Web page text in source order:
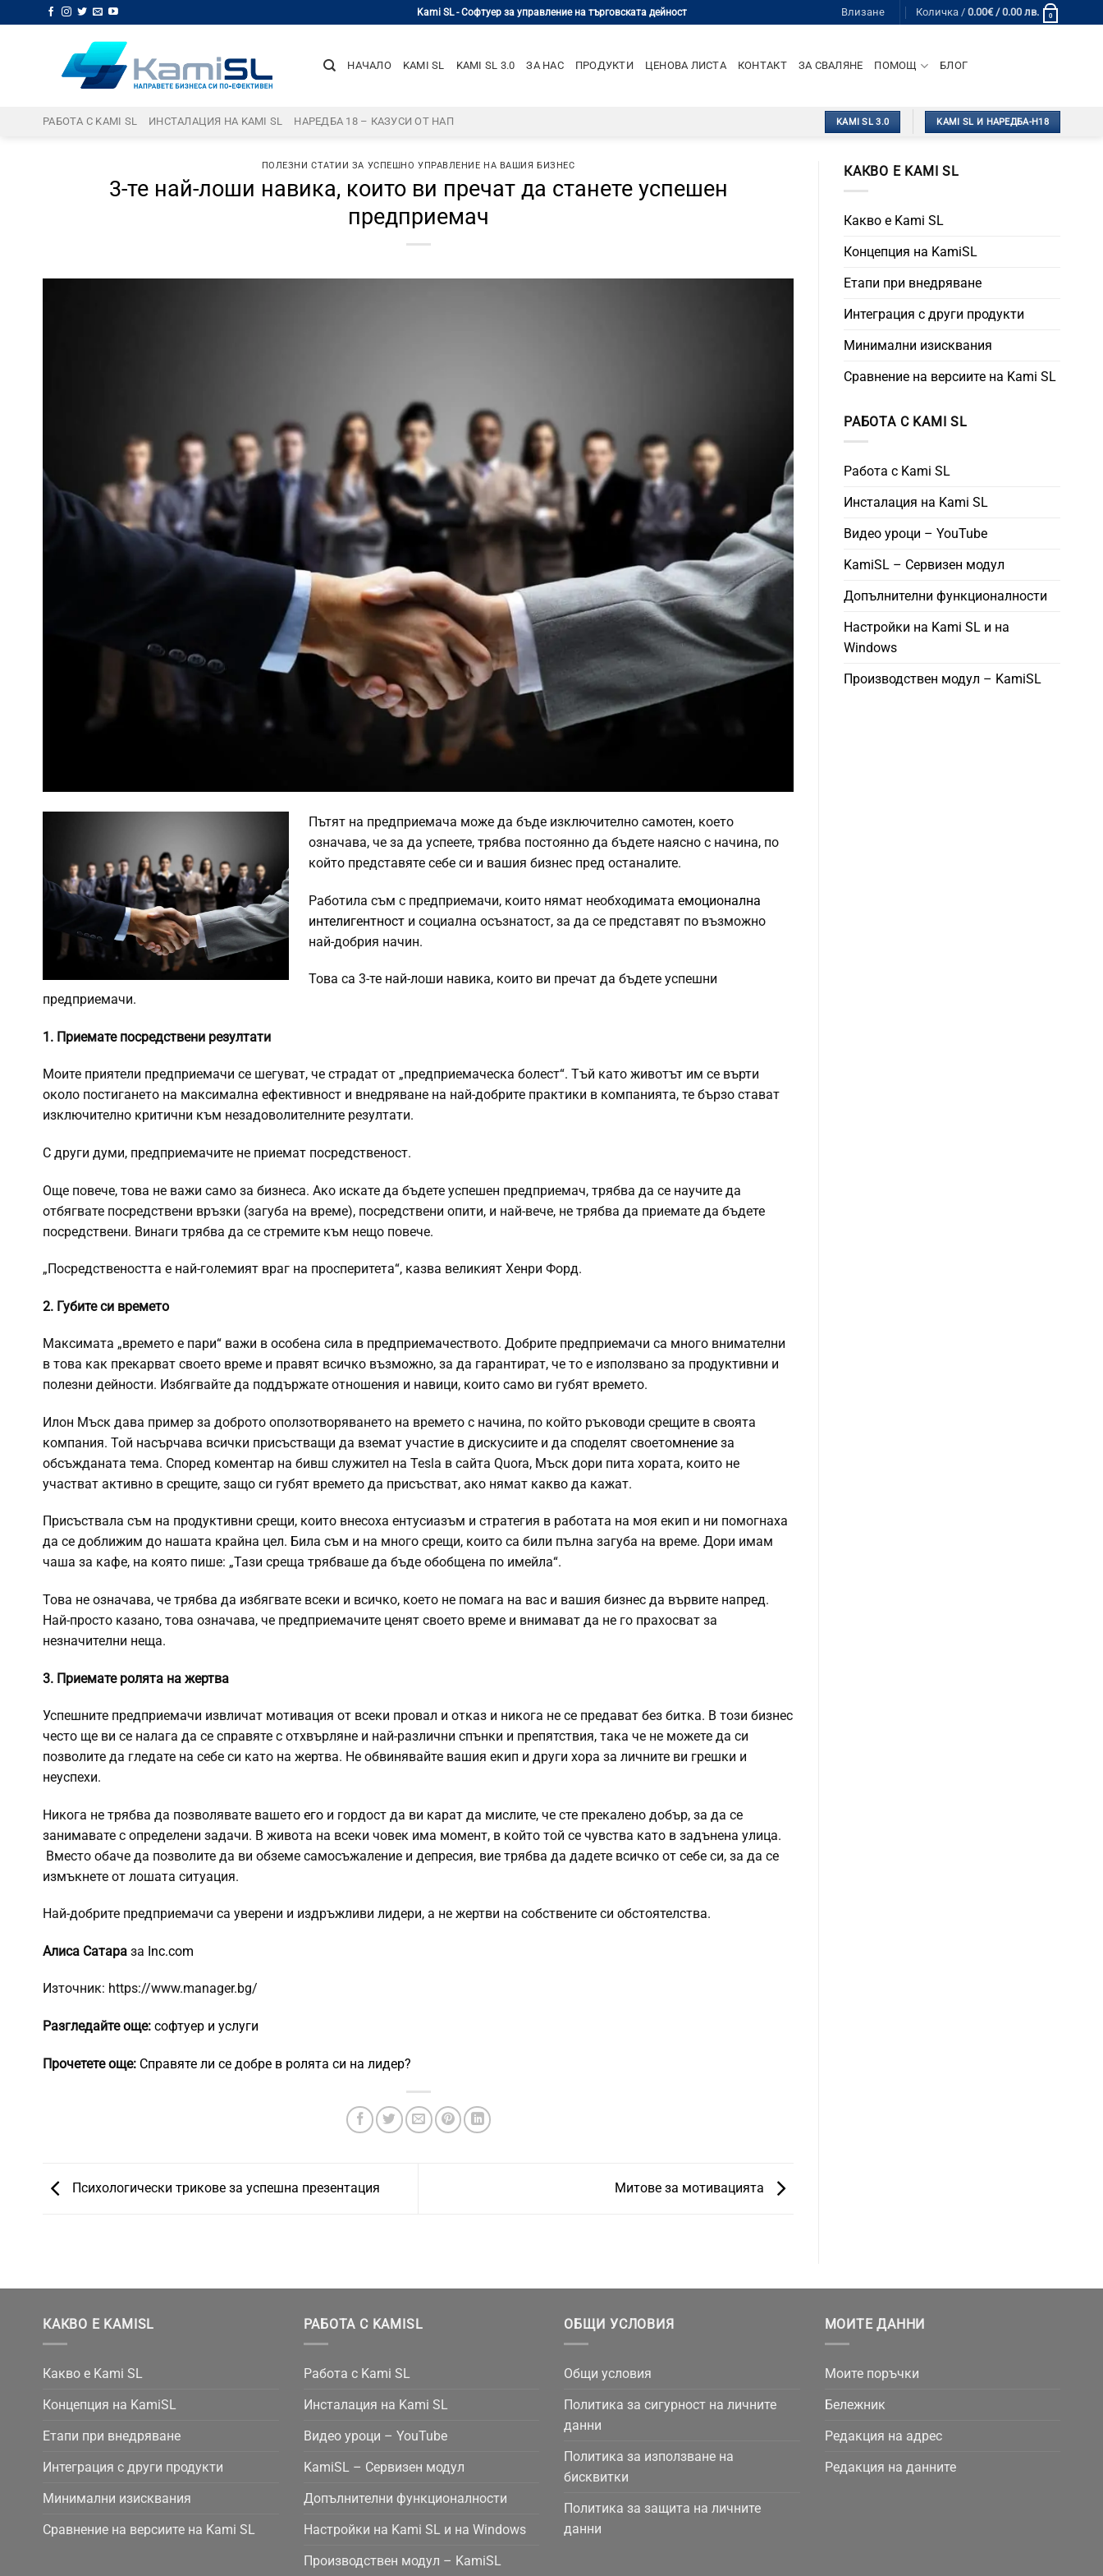
to
Kami SL - Софтуер за управление на търговската дейност Влизане Количка / 0.00€/ 0.00 лв. 0
НАЧАЛО KAMI SL KAMI SL 3.0 ЗА НАС ПРОДУКТИ ЦЕНОВА ЛИСТА КОНТАКТ ЗА СВАЛЯНЕ ПОМОЩ БЛОГ
РАБОТА С KAMI SL ИНСТАЛАЦИЯ НА KAMI SL НАРЕДБА 18 – КАЗУСИ ОТ НАП KAMI SL 3.0 KAMI SL И НАРЕДБА-Н18
ПОЛЕЗНИ СТАТИИ ЗА УСПЕШНО УПРАВЛЕНИЕ НА ВАШИЯ БИЗНЕС
3-те най-лоши навика, които ви пречат да станете успешен
предприемач
Пътят на предприемача може да бъде изключително самотен, което
означава, че за да успеете, трябва постоянно да бъдете наясно с начина, по
който представяте себе си и вашия бизнес пред останалите.
Работила съм с предприемачи, които нямат необходимата емоционална
интелигентности социална осъзнатост, за да се представят по възможно
най-добрия начин.
Това са 3-те най-лоши навика, които ви пречат да бъдете успешни
предприемачи.
1. Приемате посредствени резултати
Моите приятели предприемачи се шегуват, че страдат от „предприемаческа болест“. Тъй като животът им се върти
около постигането на максимална ефективност и внедряване на най-добрите практики в компанията, те бързо стават
изключително критични към незадоволителните резултати.
С други думи, предприемачите не приемат посредственост.
Още повече, това не важи само за бизнеса. Ако искате да бъдете успешен предприемач, трябва да се научите да
отбягвате посредствени връзки (загуба на време), посредствени опити, и най-вече, не трябва да приемате да бъдете
посредствени. Винаги трябва да се стремите към нещо повече.
„Посредствеността е най-големият враг на просперитета“, казва великият Хенри Форд.
2. Губите си времето
Максимата „времето е пари“ важи в особена сила в предприемачеството. Добрите предприемачи са много внимателни
в това как прекарват своето време и правят всичко възможно, за да гарантират, че то е използвано за продуктивни и
полезни дейности. Избягвайте да поддържате отношения и навици, които само ви губят времето.
Илон Мъск дава пример за доброто оползотворяването на времето с начина, по който ръководи срещите в своята
компания. Той насърчава всички присъстващи да вземат участие в дискусиите и да споделят своетомнение за
обсъжданата тема. Според коментар на бивш служител на Tesla в сайта Quora, Мъск дори пита хората, които не
участват активно в срещите, защо си губят времето да присъстват, ако нямат какво да кажат.
Присъствала съм на продуктивни срещи, които внесоха ентусиазъм и стратегия в работата на моя екип и ни помогнаха
да се доближим до нашата крайна цел. Била съм и на много срещи, които са били пълна загуба на време. Дори имам
чаша за кафе, на която пише: „Тази среща трябваше да бъде обобщена по имейла“.
Това не означава, че трябва да избягвате всеки и всичко, което не помага на вас и вашия бизнес да вървите напред.
Най-просто казано, това означава, че предприемачите ценят своето време и внимават да не го прахосват за
незначителни неща.
3. Приемате ролята на жертва
Успешните предприемачи извличат мотивация от всеки провал и отказ и никога не се предават без битка. В този бизнес
често ще ви се налага да се справяте с отхвърляне и най-различни спънки и препятствия, така че не можете да си
позволите да гледате на себе си като на жертва. Не обвинявайте вашия екип и други хора за личните ви грешки и
неуспехи.
Никога не трябва да позволявате вашето его и гордост да ви карат да мислите, че сте прекалено добър, за да се
занимавате с определени задачи. В живота на всеки човек има момент, в който той се чувства като в задънена улица.
Вместо обаче да позволите да ви обземе самосъжаление и депресия, вие трябва да дадете всичко от себе си, за да се
измъкнете от лошата ситуация.
Най-добрите предприемачи са уверени и издръжливи лидери, а не жертви на собствените си обстоятелства.
Алиса Сатара за Inc.com
Източник: https://www.manager.bg/
Разгледайте още: софтуер и услуги
Прочетете още: Справяте ли се добре в ролята си на лидер?
Психологически трикове за успешна презентация Митове за мотивацията
КАКВО Е KAMI SL
Какво е Kami SL
Концепция на KamiSL
Етапи при внедряване
Интеграция с други продукти
Минимални изисквания
Сравнение на версиите на Kami SL
РАБОТА С KAMI SL
Работа с Kami SL
Инсталация на Kami SL
Видео уроци – YouTube
KamiSL – Сервизен модул
Допълнителни функционалности
Настройки на Kami SL и на
Windows
Производствен модул – KamiSL
КАКВО Е KAMISL
Какво е Kami SL
Концепция на KamiSL
Етапи при внедряване
Интеграция с други продукти
Минимални изисквания
Сравнение на версиите на Kami SL
РАБОТА С KAMISL
Работа с Kami SL
Инсталация на Kami SL
Видео уроци – YouTube
KamiSL – Сервизен модул
Допълнителни функционалности
Настройки на Kami SL и на Windows
Производствен модул – KamiSL
ОБЩИ УСЛОВИЯ
Общи условия
Политика за сигурност на личните
данни
Политика за използване на
бисквитки
Политика за защита на личните
данни
МОИТЕ ДАННИ
Моите поръчки
Бележник
Редакция на адрес
Редакция на данните